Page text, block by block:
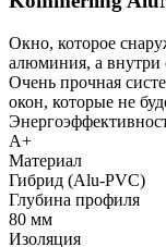
Окно, которое
алюминия, а внутри
Очень прочная
окон, которые не
A+
Материал
Гибрид (Alu-PVC)
Глубина профиля
80 мм
Изоляция